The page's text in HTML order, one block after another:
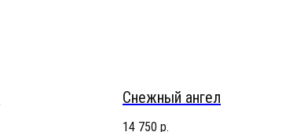
Снежный ангел
14 750 р.